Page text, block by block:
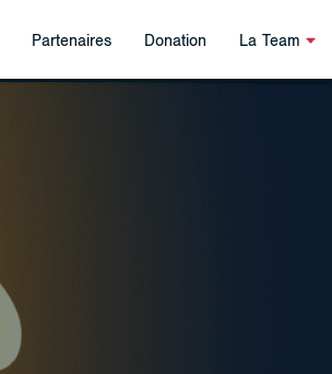
Partenaires Donation La Team